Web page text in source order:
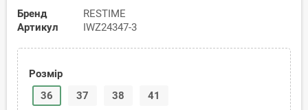
Бренд
RESTIME
Артикул
IWZ24347-3
Розмір
36
37 38 41